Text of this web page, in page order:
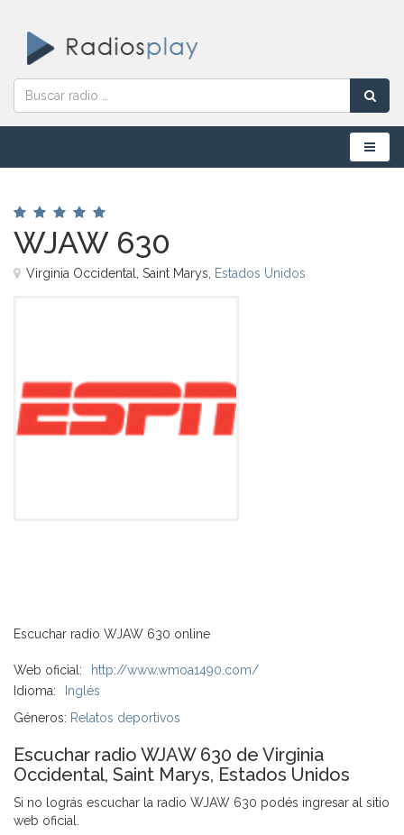
Menú
WJAW 630
Virginia Occidental, Saint Marys, Estados Unidos
Escuchar radio WJAW 630 online
Web oficial:
http://www.wmoa1490.com/
Idioma:
Inglés
Géneros: Relatos deportivos
Escuchar radio WJAW 630 de Virginia
Occidental, Saint Marys, Estados Unidos
Si no lográs escuchar la radio WJAW 630 podés ingresar al sitio
web oficial.